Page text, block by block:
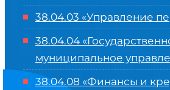
38.04.03 «Управление
38.04.04
муниципальное
38.04.08 «Финансы и